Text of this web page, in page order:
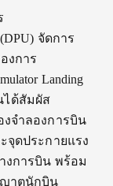
จัดการ
งการ
Landing
ได้สัมผัส
จำลองการบิน
ดประกายแรง
งการบิน พร้อม
าตนักบิน